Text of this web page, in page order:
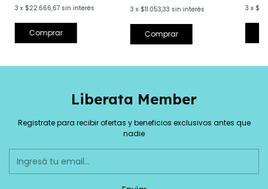
3 x $22.666,67 sin interés
Comprar
3 x $11.053,33 sin interés 3 x
Liberata Member
Registrate para recibir ofertas y beneficios exclusivos antes que
nadie